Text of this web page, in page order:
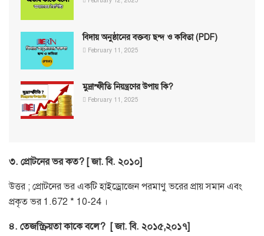
বিদায় অনুষ্ঠানের বক্তব্য ছন্দ ও কবিতা (PDF)
February 11, 2025
মুদ্রাস্ফীতি নিয়ন্ত্রণের উপায় কি?
February 11, 2025
৩. প্রোটনের ভর কত? [ জা. বি. ২০১০]
উত্তর ; প্রোটনের ভর একটি হাইড্রোজেন পরমাণু ভরের প্রায় সমান এবং
প্রকৃত ভর 1.672 * 10-24 ।
৪. তেজস্ক্রিয়তা কাকে বলে? [ জা. বি. ২০১৫,২০১৭]